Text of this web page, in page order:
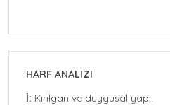
HARF ANALIZI
İ: Kırılgan ve duygusal yapı.